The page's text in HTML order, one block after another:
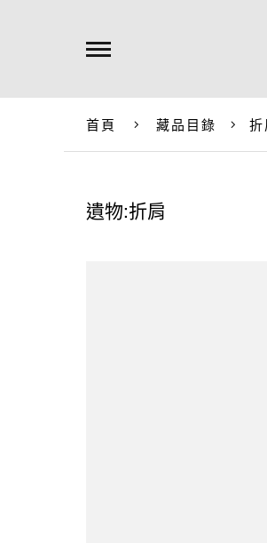
首頁 藏品目錄 折
遺物:折肩